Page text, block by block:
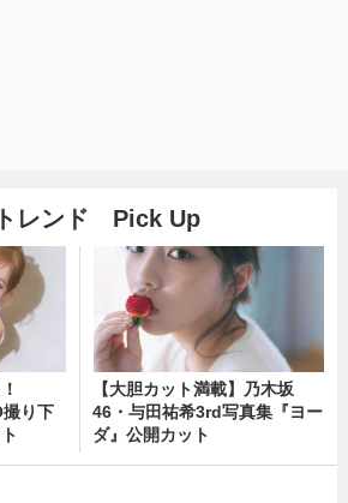
レンド Pick Up
撮り下
【大胆カット満載】乃木坂
46・与田祐希3rd写真集『ヨー
ダ』公開カット